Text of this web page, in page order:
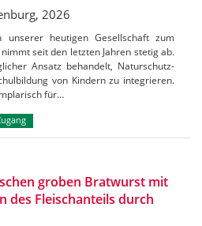
2026
unserer heutigen Gesellschaft zum
seit den letzten Jahren stetig ab.
Ansatz behandelt, Naturschutz-
von Kindern zu integrieren.
für…
groben Bratwurst mit
des Fleischanteils durch